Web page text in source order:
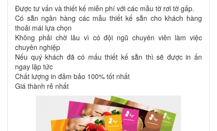
Được tư vấn và thiết kế miễn phí với các mẫu tờ rơi tờ gấp.
Có sẵn ngân hàng các mẫu thiết kế sẵn cho khách hàng
thoải mái lựa chọn
Không phải chờ lâu vì có đội ngũ chuyên viên làm việc
chuyên nghiệp
Nếu quý khách đã có mấu thiết kế sẵn thì sẽ được in ấn
ngay lập tức
Chất lượng in đảm bảo 100% tốt nhất
Giá thành rẻ nhất